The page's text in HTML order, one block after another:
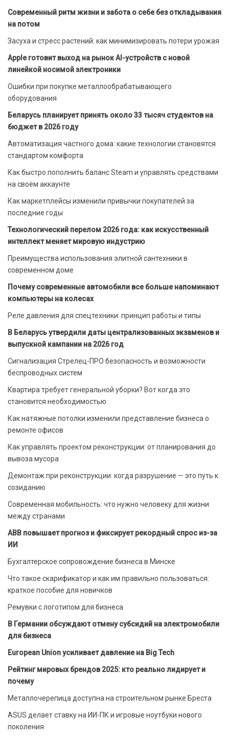
Современный ритм жизни и забота о себе без откладывания
на потом
Засуха и стресс растений: как минимизировать потери урожая
Apple готовит выход на рынок AI-устройств с новой
линейкой носимой электроники
Ошибки при покупке металлообрабатывающего
оборудования
Беларусь планирует принять около 33 тысяч студентов на
бюджет в 2026 году
Автоматизация частного дома: какие технологии становятся
стандартом комфорта
Как быстро пополнить баланс Steam и управлять средствами
на своём аккаунте
Как маркетплейсы изменили привычки покупателей за
последние годы
Технологический перелом 2026 года: как искусственный
интеллект меняет мировую индустрию
Преимущества использования элитной сантехники в
современном доме
Почему современные автомобили все больше напоминают
компьютеры на колесах
Реле давления для спецтехники: принцип работы и типы
В Беларусь утвердили даты централизованных экзаменов и
выпускной кампании на 2026 год
Сигнализация Стрелец-ПРО безопасность и возможности
беспроводных систем
Квартира требует генеральной уборки? Вот когда это
становится необходимостью
Как натяжные потолки изменили представление бизнеса о
ремонте офисов
Как управлять проектом реконструкции: от планирования до
вывоза мусора
Демонтаж при реконструкции: когда разрушение — это путь к
созиданию
Современная мобильность: что нужно человеку для жизни
между странами
ABB повышает прогноз и фиксирует рекордный спрос из-за
ИИ
Бухгалтерское сопровождение бизнеса в Минске
Что такое скарификатор и как им правильно пользоваться:
краткое пособие для новичков
Ремувки с логотипом для бизнеса
В Германии обсуждают отмену субсидий на электромобили
для бизнеса
European Union усиливает давление на Big Tech
Рейтинг мировых брендов 2025: кто реально лидирует и
почему
Металлочерепица доступна на строительном рынке Бреста
ASUS делает ставку на ИИ-ПК и игровые ноутбуки нового
поколения